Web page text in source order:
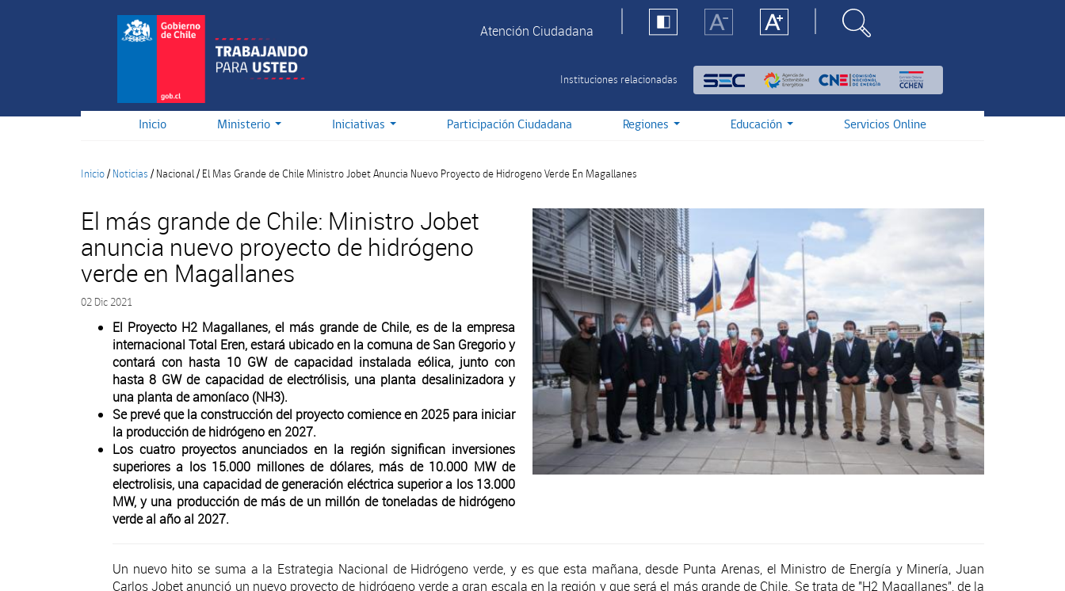
Atención Ciudadana
Instituciones relacionadas
Inicio Ministerio Iniciativas Participación Ciudadana Regiones Educación Servicios Online
Inicio/ Noticias / Nacional/ El Mas Grande de Chile Ministro Jobet Anuncia Nuevo Proyecto de Hidrogeno Verde En Magallanes
El más grande de Chile: Ministro Jobet
anuncia nuevo proyecto de hidrógeno
verde en Magallanes
02 Dic 2021
El Proyecto H2 Magallanes, el más grande de Chile, es de la empresa
internacional Total Eren, estará ubicado en la comuna de San Gregorio y
contará con hasta 10 GW de capacidad instalada eólica, junto con
hasta 8 GW de capacidad de electrólisis, una planta desalinizadora y
una planta de amoníaco (NH3).
Se prevé que la construcción del proyecto comience en 2025 para iniciar
la producción de hidrógeno en 2027.
Los cuatro proyectos anunciados en la región significan inversiones
superiores a los 15.000 millones de dólares, más de 10.000 MW de
electrolisis, una capacidad de generación eléctrica superior a los 13.000
MW, y una producción de más de un millón de toneladas de hidrógeno
verde al año al 2027.
Un nuevo hito se suma a la Estrategia Nacional de Hidrógeno verde, y es que esta mañana, desde Punta Arenas, el Ministro de Energía y Minería, Juan
Carlos Jobet anunció un nuevo proyecto de hidrógeno verde a gran escala en la región y que será el más grande de Chile. Se trata de "H2 Magallanes", de la